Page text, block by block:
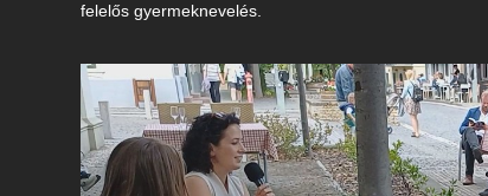
felelős gyermeknevelés.